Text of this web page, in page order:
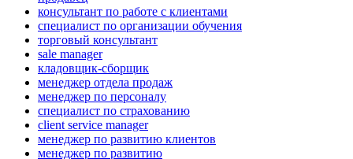
консультант по работе с клиентами
специалист по организации обучения
торговый консультант
sale manager
кладовщик-сборщик
менеджер отдела продаж
менеджер по персоналу
специалист по страхованию
client service manager
менеджер по развитию клиентов
менеджер по развитию